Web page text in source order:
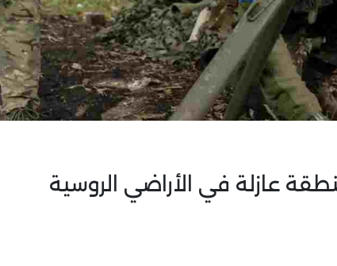
عازلة في الأراضي الروسية